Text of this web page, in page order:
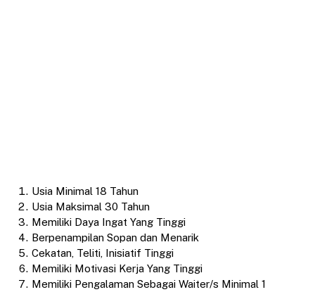
Usia Minimal 18 Tahun
Usia Maksimal 30 Tahun
Memiliki Daya Ingat Yang Tinggi
Berpenampilan Sopan dan Menarik
Cekatan, Teliti, Inisiatif Tinggi
Memiliki Motivasi Kerja Yang Tinggi
Memiliki Pengalaman Sebagai Waiter/s Minimal 1